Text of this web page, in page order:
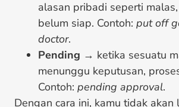
alasan pribadi seperti
belum siap. Contoh: put off
doctor.
Pending → ketika sesuatu
menunggu keputusan,
Contoh: pending approval.
Dengan cara ini, kamu tidak akan